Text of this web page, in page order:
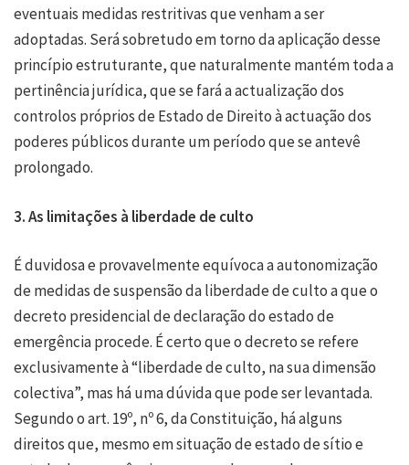
eventuais medidas restritivas que venham a ser
adoptadas. Será sobretudo em torno da aplicação desse
princípio estruturante, que naturalmente mantém toda a
pertinência jurídica, que se fará a actualização dos
controlos próprios de Estado de Direito à actuação dos
poderes públicos durante um período que se antevê
prolongado.
3. As limitações à liberdade de culto
É duvidosa e provavelmente equívoca a autonomização
de medidas de suspensão da liberdade de culto a que o
decreto presidencial de declaração do estado de
emergência procede. É certo que o decreto se refere
exclusivamente à “liberdade de culto, na sua dimensão
colectiva”, mas há uma dúvida que pode ser levantada.
Segundo o art. 19º, nº 6, da Constituição, há alguns
direitos que, mesmo em situação de estado de sítio e